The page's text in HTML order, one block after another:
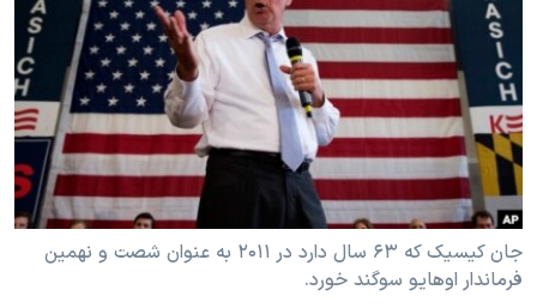
فرهنگ و زندگی
حقوق شهروندی
اقتصادی
علم و فناوری
اسرائیل در جنگ
آرشیو پخش زنده
مستندها
انتخابات ریاست جمهوری آمریکا ۲۰۲۴
حمله جمهوری اسلامی به اسرائیل
رمز مهسا
ورزش زنان در ایران
مجموعه مستندهای دادخواهی
دنبال کنید
زبانهای مختلف
جان کیسیک که ۶۳ سال دارد در ۲۰۱۱ به عنوان شصت و نهمین
فرماندار اوهایو سوگند خورد.